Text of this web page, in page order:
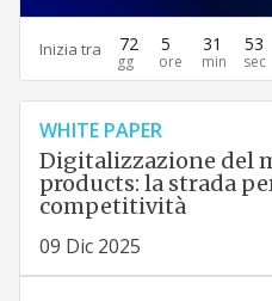
Inizia tra 72 5 31 52
WHITE PAPER
Digitalizzazione del
products: la strada
competitività
09 Dic 2025